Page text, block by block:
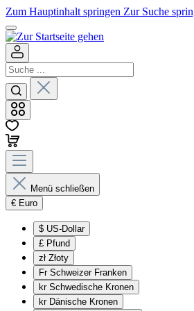
Zum Hauptinhalt springen Zur Suche
Menü schließen
€ Euro
$ US-Dollar
£ Pfund
zł Złoty
Fr Schweizer Franken
kr Schwedische Kronen
kr Dänische Kronen